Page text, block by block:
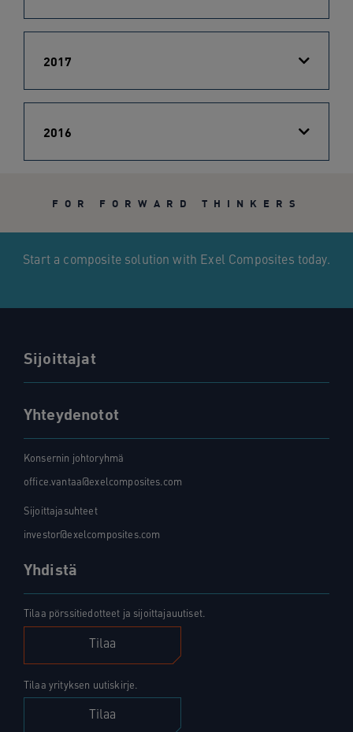
2017
2016
FOR FORWARD THINKERS
Start a composite solution with Exel Composites today.
Sijoittajat
Yhteydenotot
Konsernin johtoryhmä
office.vantaa@exelcomposites.com
Sijoittajasuhteet
investor@exelcomposites.com
Yhdistä
Tilaa pörssitiedotteet ja sijoittajauutiset.
Tilaa
Tilaa yrityksen uutiskirje.
Tilaa